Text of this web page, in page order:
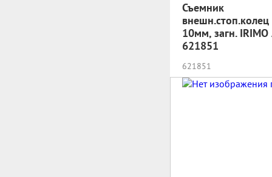
Съемник
10мм, загн. IRIMO
621851
621851